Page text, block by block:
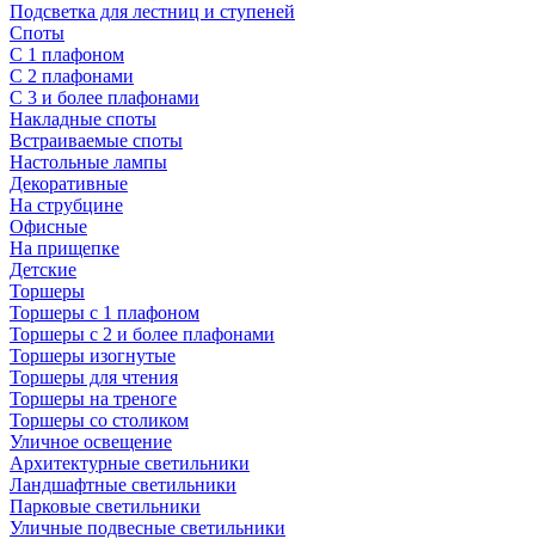
Подсветка для лестниц и ступеней
Споты
С 1 плафоном
С 2 плафонами
С 3 и более плафонами
Накладные споты
Встраиваемые споты
Настольные лампы
Декоративные
На струбцине
Офисные
На прищепке
Детские
Торшеры
Торшеры с 1 плафоном
Торшеры с 2 и более плафонами
Торшеры изогнутые
Торшеры для чтения
Торшеры на треноге
Торшеры со столиком
Уличное освещение
Архитектурные светильники
Ландшафтные светильники
Парковые светильники
Уличные подвесные светильники